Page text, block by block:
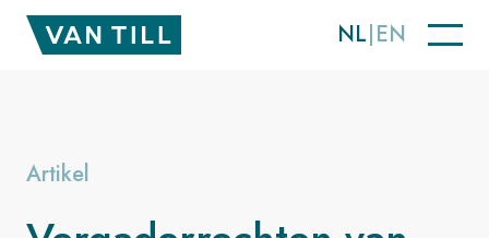
NL EN
Artikel